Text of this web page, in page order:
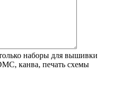
наборы для вышивки
канва, печать схемы